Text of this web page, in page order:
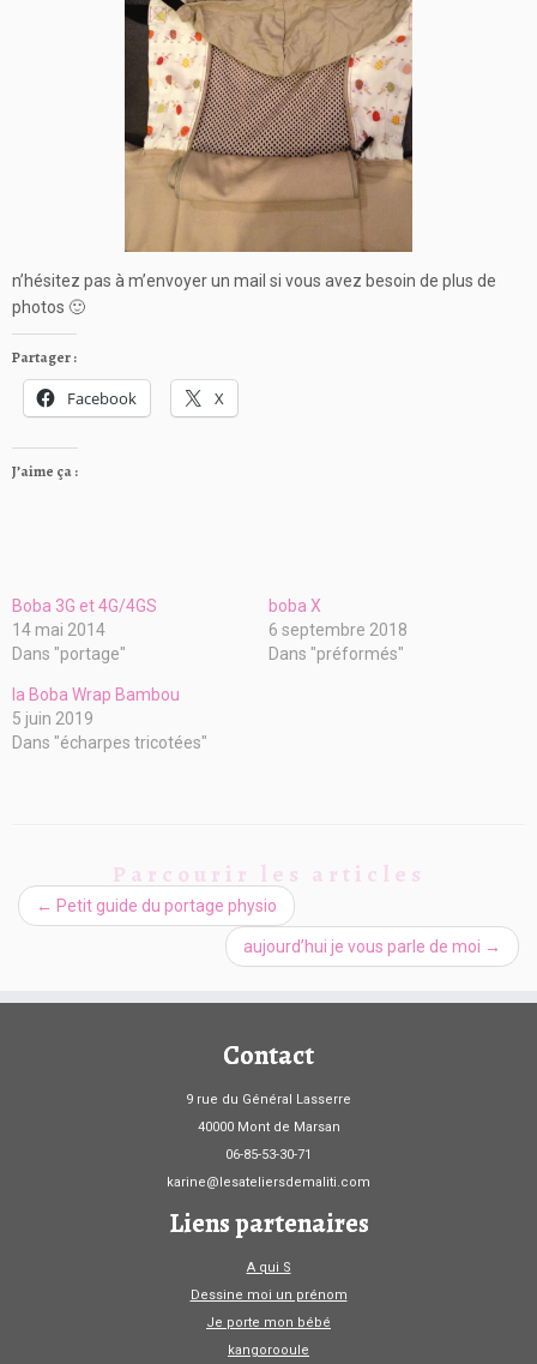
n’hésitez pas à m’envoyer un mail si vous avez besoin de plus de
photos 🙂
Partager :
Facebook X
J’aime ça :
Boba 3G et 4G/4GS
14 mai 2014
Dans "portage"
boba X
6 septembre 2018
Dans "préformés"
la Boba Wrap Bambou
5 juin 2019
Dans "écharpes tricotées"
Parcourir les articles
← Petit guide du portage physio
aujourd’hui je vous parle de moi →
Contact
9 rue du Général Lasserre
40000 Mont de Marsan
06-85-53-30-71
karine@lesateliersdemaliti.com
Liens partenaires
A qui S
Dessine moi un prénom
Je porte mon bébé
kangorooule